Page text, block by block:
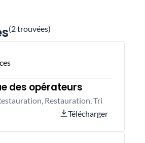
de la filière REP Emballages
Chaffal revient sur les
et sur les raisons qui ont
à rejoindre la gouvernance
(2trouvées)
des opérateurs
Restauration, Tri
Télécharger